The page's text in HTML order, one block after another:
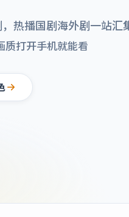
，热播国剧海外剧一站汇
质打开手机就能看